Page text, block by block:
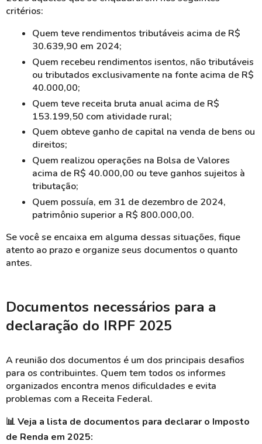
critérios:
Quem teve rendimentos tributáveis acima de R$
30.639,90 em 2024;
Quem recebeu rendimentos isentos, não tributáveis
ou tributados exclusivamente na fonte acima de R$
40.000,00;
Quem teve receita bruta anual acima de R$
153.199,50 com atividade rural;
Quem obteve ganho de capital na venda de bens ou
direitos;
Quem realizou operações na Bolsa de Valores
acima de R$ 40.000,00 ou teve ganhos sujeitos à
tributação;
Quem possuía, em 31 de dezembro de 2024,
patrimônio superior a R$ 800.000,00.
Se você se encaixa em alguma dessas situações, fique
atento ao prazo e organize seus documentos o quanto
antes.
Documentos necessários para a
declaração do IRPF 2025
A reunião dos documentos é um dos principais desafios
para os contribuintes. Quem tem todos os informes
organizados encontra menos dificuldades e evita
problemas com a Receita Federal.
📊Veja a lista de documentos para declarar o Imposto
de Renda em 2025: